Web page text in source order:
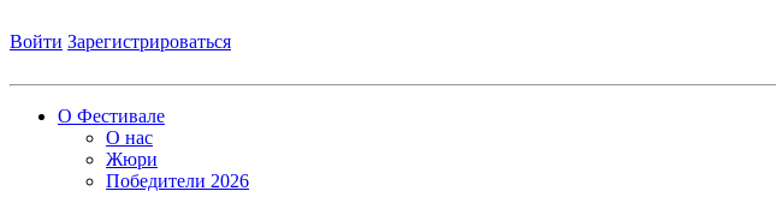
Войти Зарегистрироваться
О Фестивале
О нас
Жюри
Победители 2026